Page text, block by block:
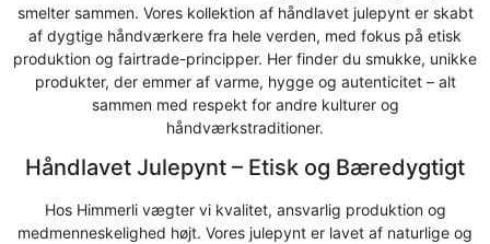
smelter sammen. Vores kollektion af håndlavet julepynt er skabt
af dygtige håndværkere fra hele verden, med fokus på etisk
produktion og fairtrade-principper. Her finder du smukke, unikke
produkter, der emmer af varme, hygge og autenticitet – alt
sammen med respekt for andre kulturer og
håndværkstraditioner.
Håndlavet Julepynt – Etisk og Bæredygtigt
Hos Himmerli vægter vi kvalitet, ansvarlig produktion og
medmenneskelighed højt. Vores julepynt er lavet af naturlige og